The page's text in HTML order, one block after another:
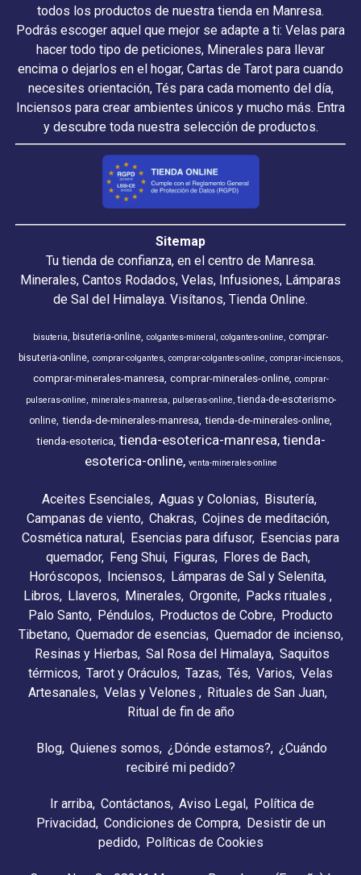
todos los productos de nuestra tienda en Manresa.
Podrás escoger aquel que mejor se adapte a ti: Velas para
hacer todo tipo de peticiones, Minerales para llevar
encima o dejarlos en el hogar, Cartas de Tarot para cuando
necesites orientación, Tés para cada momento del día,
Inciensos para crear ambientes únicos y mucho más. Entra
y descubre toda nuestra selección de productos.
Sitemap
Tu tienda de confianza, en el centro de Manresa.
Minerales, Cantos Rodados, Velas, Infusiones, Lámparas
de Sal del Himalaya. Visítanos, Tienda Online.
bisuteria bisuteria-online colgantes-mineral colgantes-online
comprar-
bisuteria-online comprar-colgantes comprar-colgantes-online comprar-inciensos
comprar-minerales-manresa comprar-minerales-online comprar-
pulseras-online
minerales-manresa pulseras-online tienda-de-esoterismo-
online tienda-de-minerales-manresa tienda-de-minerales-online
tienda-esoterica tienda-esoterica-manresa tienda-
esoterica-online venta-minerales-online
Aceites Esenciales Aguas y Colonias
Bisutería
Campanas de viento Chakras Cojines de meditación
Cosmética natural Esencias para difusor Esencias para
quemador
Feng Shui Figuras
Flores de Bach
Horóscopos
Inciensos
Lámparas de Sal y Selenita
Libros
Llaveros Minerales Orgonite Packs rituales
Palo Santo Péndulos Productos de Cobre Producto
Tibetano Quemador de esencias Quemador de incienso
Resinas y Hierbas Sal Rosa del Himalaya Saquitos
térmicos Tarot y Oráculos Tazas Tés Varios Velas
Artesanales Velas y Velones
Rituales de San Juan
Ritual de fin de año
Blog Quienes somos ¿Dónde estamos?
¿Cuándo
recibiré mi pedido?
Ir arriba Contáctanos Aviso Legal
Política de
Privacidad Condiciones de Compra
Desistir de un
pedido
Políticas de Cookies